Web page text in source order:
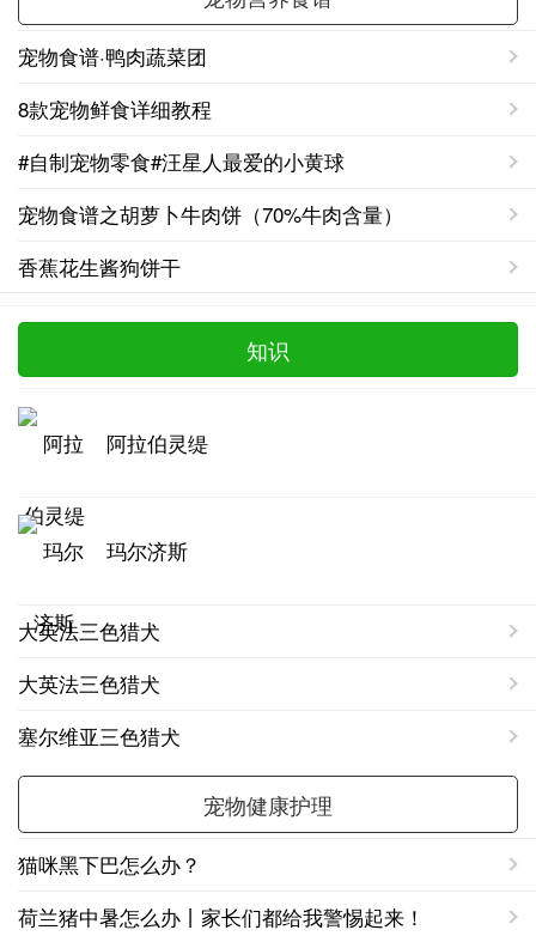
宠物食谱·鸭肉蔬菜团
8款宠物鲜食详细教程
#自制宠物零食#汪星人最爱的小黄球
宠物食谱之胡萝卜牛肉饼（70%牛肉含量）
香蕉花生酱狗饼干
知识
阿拉伯灵缇
玛尔济斯
大英法三色猎犬
大英法三色猎犬
塞尔维亚三色猎犬
宠物健康护理
猫咪黑下巴怎么办？
荷兰猪中暑怎么办丨家长们都给我警惕起来！